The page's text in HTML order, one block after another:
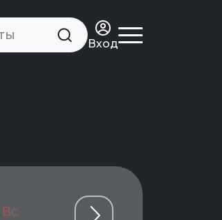
Вход
Вс. Пн.